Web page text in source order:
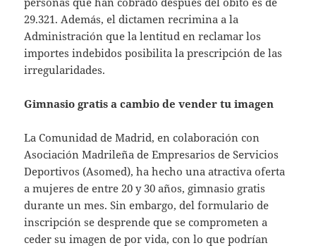
29.321. Además, el dictamen recrimina a la
Administración que la lentitud en reclamar los
importes indebidos posibilita la prescripción de las
irregularidades.
Gimnasio gratis a cambio de vender tu imagen
La Comunidad de Madrid, en colaboración con
Asociación Madrileña de Empresarios de Servicios
Deportivos (Asomed), ha hecho una atractiva oferta
a mujeres de entre 20 y 30 años, gimnasio gratis
durante un mes. Sin embargo, del formulario de
inscripción se desprende que se comprometen a
ceder su imagen de por vida, con lo que podrían